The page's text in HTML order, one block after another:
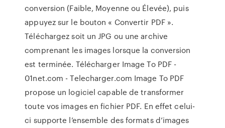
conversion (Faible, Moyenne ou Élevée), puis
appuyez sur le bouton « Convertir PDF ».
Téléchargez soit un JPG ou une archive
comprenant les images lorsque la conversion
est terminée. Télécharger Image To PDF -
01net.com - Telecharger.com Image To PDF
propose un logiciel capable de transformer
toute vos images en fichier PDF. En effet celui-
ci supporte l’ensemble des formats d’images